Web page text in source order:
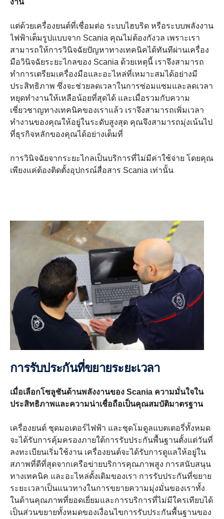
งาน
แต่ด้วยเครื่องยนต์ที่เชื่อมต่อ ระบบไฮบริด หรือระบบพลังงาน
ไฟฟ้าเต็มรูปแบบจาก Scania คุณไม่ต้องกังวล เพราะเรา
สามารถให้การวินิจฉัยปัญหาทางเทคนิคได้ทันทีผ่านเครื่อง
มือวินิจฉัยระยะไกลของ Scania ด้วยเหตุนี้ เราจึงสามารถ
ทำการเตรียมเครื่องมือและอะไหล่ที่เหมาะสมได้อย่างมี
ประสิทธิภาพ ซึ่งจะช่วยลดเวลาในการซ่อมแซมและลดเวลา
หยุดทำงานให้เหลือน้อยที่สุดได้ และเมื่อรวมกับความ
เชี่ยวชาญทางเทคนิคของเราแล้ว เราจึงสามารถเพิ่มเวลา
ทำงานของคุณให้อยู่ในระดับสูงสุด คุณจึงสามารถมุ่งเน้นไป
ที่ธุรกิจหลักของคุณได้อย่างเต็มที่
การวินิจฉัยจากระยะไกลเป็นบริการที่ไม่มีค่าใช้จ่าย โดยคุณ
เพียงแค่ต้องติดตั้งอุปกรณ์สื่อสาร Scania เท่านั้น
การรับประกันที่ขยายระยะเวลา
เมื่อเลือกโซลูชันด้านพลังงานของ Scania ความมั่นใจใน
ประสิทธิภาพและความน่าเชื่อถือเป็นคุณสมบัติมาตรฐาน
เครื่องยนต์ ชุดมอเตอร์ไฟฟ้า และชุดโมดูลแบตเตอรี่ทั้งหมด
จะได้รับการคุ้มครองภายใต้การรับประกันพื้นฐานตั้งแต่วันที่
ลงทะเบียนเริ่มใช้งาน เครื่องยนต์จะได้รับการดูแลให้อยู่ใน
สภาพที่ดีที่สุดจากเครือข่ายบริการคุณภาพสูง การสนับสนุน
ทางเทคนิค และอะไหล่ดั้งเดิมของเรา การรับประกันที่ขยาย
ระยะเวลาเป็นแนวทางในการขยายความมุ่งมั่นของเราทั้ง
ในด้านคุณภาพที่ยอดเยี่ยมและการบริการที่ไม่มีใครเทียบได้
เป็นส่วนขยายทั้งหมดของเงื่อนไขการรับประกันพื้นฐานของ